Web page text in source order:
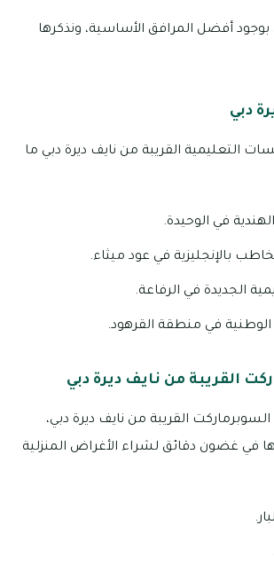
بوجود أفضل المرافق الأساسية، ونذكرها
دبي
التعليمية القريبة من نايف ديرة دبي ما
في الوحيدة.
بالإنجليزية في عود ميثاء.
الجديدة في الرفاعة.
في منطقة القرهود.
القريبة من نايف ديرة دبي
القريبة من نايف ديرة دبي،
في غضون دقائق لشراء الأغراض المنزلية